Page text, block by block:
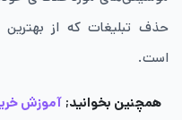
حذف تبلیغات که از بهترین
است.
همچنین بخوانید; آموزش